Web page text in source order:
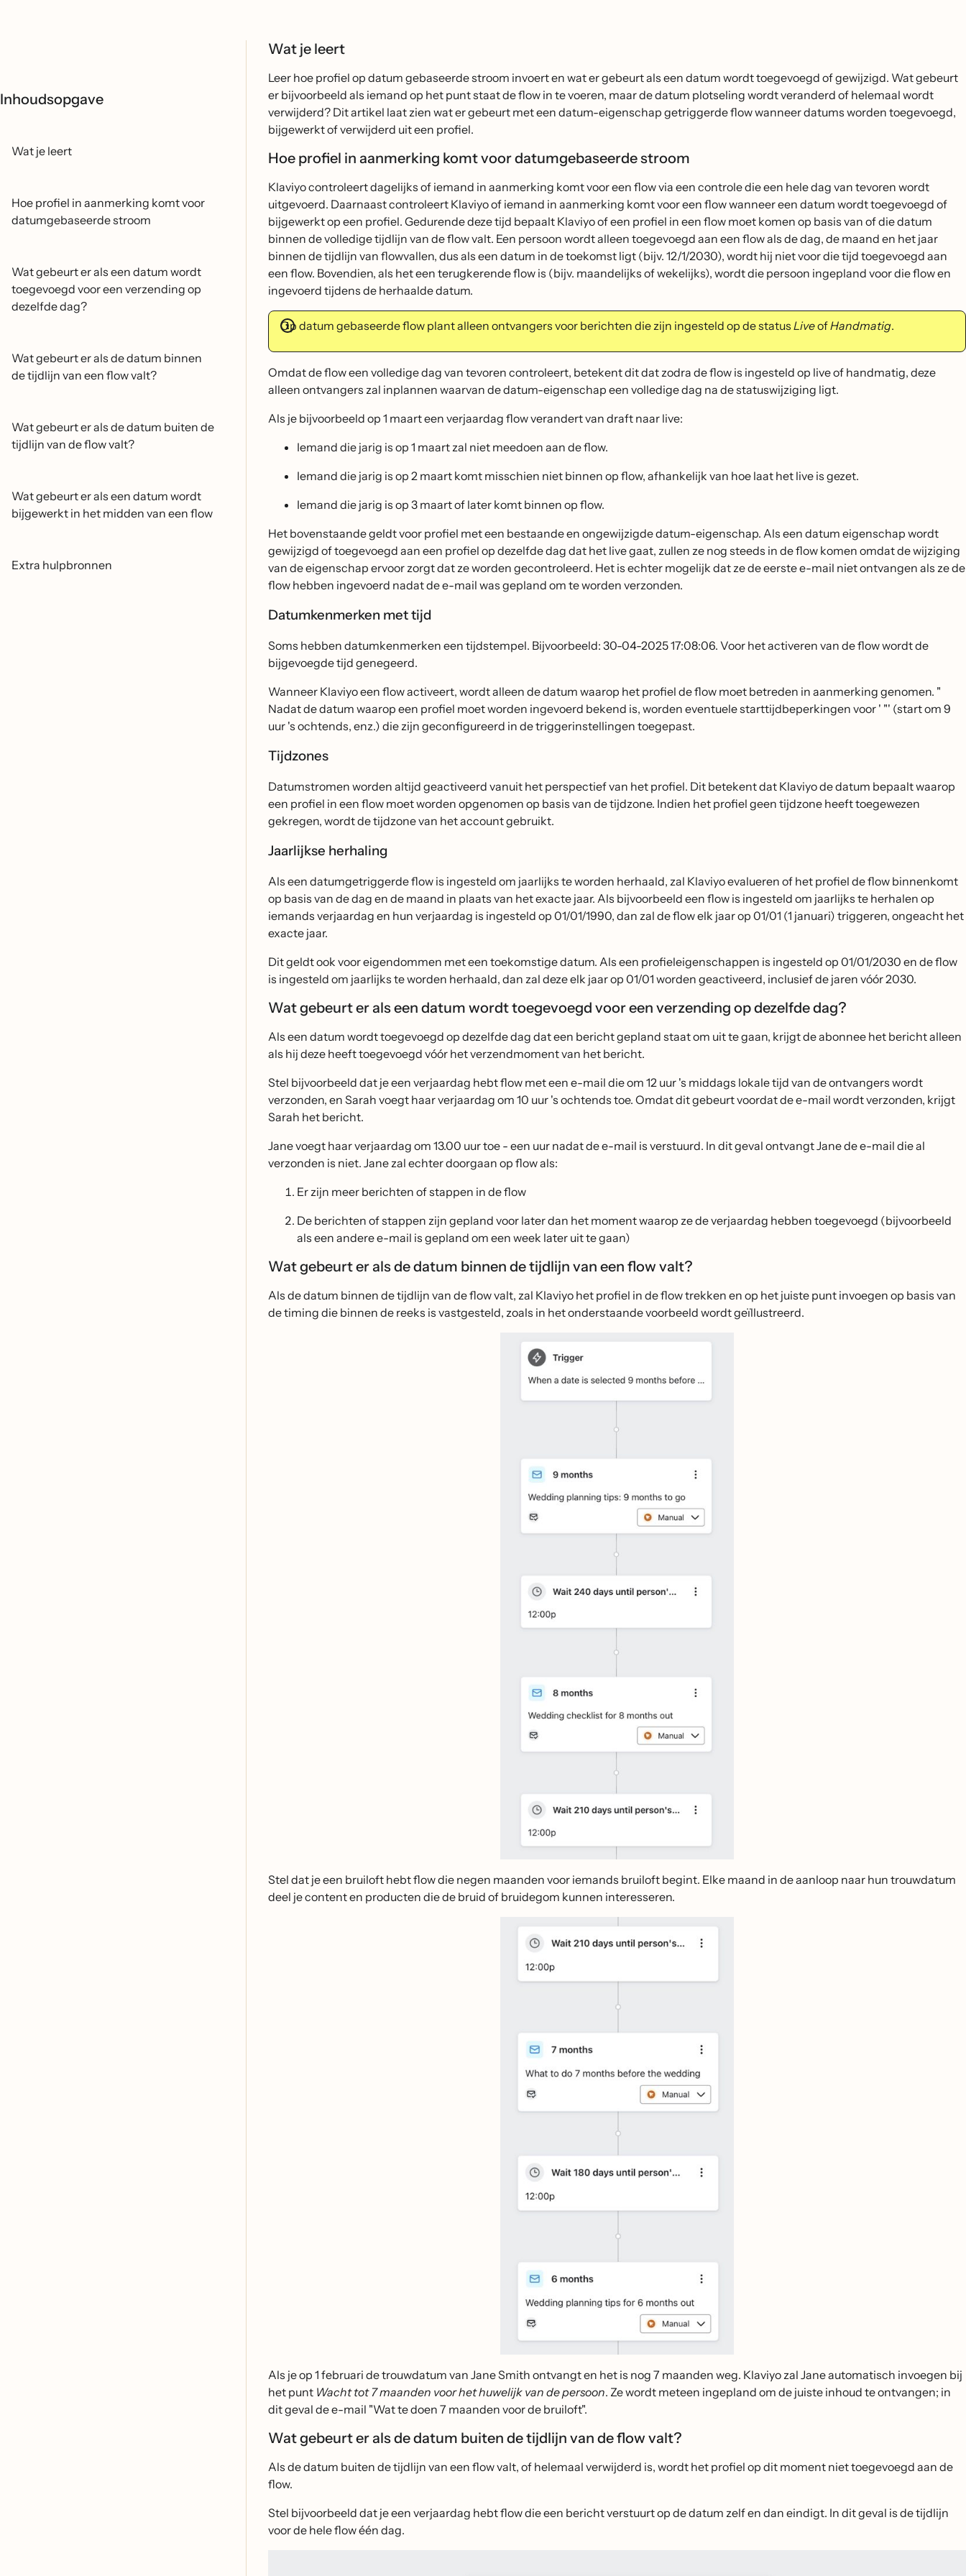
Inhoudsopgave
Wat je leert
Hoe profiel in aanmerking komt voor
datumgebaseerde stroom
Wat gebeurt er als een datum wordt
toegevoegd voor een verzending op
dezelfde dag?
Wat gebeurt er als de datum binnen
de tijdlijn van een flow valt?
Wat gebeurt er als de datum buiten de
tijdlijn van de flow valt?
Wat gebeurt er als een datum wordt
bijgewerkt in het midden van een flow
Extra hulpbronnen
Wat je leert
Leer hoe profiel op datum gebaseerde stroom invoert en wat er gebeurt als een datum wordt toegevoegd of gewijzigd. Wat gebeurt
er bijvoorbeeld als iemand op het punt staat de flow in te voeren, maar de datum plotseling wordt veranderd of helemaal wordt
verwijderd? Dit artikel laat zien wat er gebeurt met een datum-eigenschap getriggerde flow wanneer datums worden toegevoegd,
bijgewerkt of verwijderd uit een profiel.
Hoe profiel in aanmerking komt voor datumgebaseerde stroom
Klaviyo controleert dagelijks of iemand in aanmerking komt voor een flow via een controle die een hele dag van tevoren wordt
uitgevoerd. Daarnaast controleert Klaviyo of iemand in aanmerking komt voor een flow wanneer een datum wordt toegevoegd of
bijgewerkt op een profiel. Gedurende deze tijd bepaalt Klaviyo of een profiel in een flow moet komen op basis van of die datum
binnen de volledige tijdlijn van de flow valt. Een persoon wordt alleen toegevoegd aan een flow als de dag, de maand en het jaar
binnen de tijdlijn van flowvallen, dus als een datum in de toekomst ligt (bijv. 12/1/2030), wordt hij niet voor die tijd toegevoegd aan
een flow. Bovendien, als het een terugkerende flow is (bijv. maandelijks of wekelijks), wordt die persoon ingepland voor die flow en
ingevoerd tijdens de herhaalde datum.
Op datum gebaseerde flow plant alleen ontvangers voor berichten die zijn ingesteld op de status LiveofHandmatig.
Omdat de flow een volledige dag van tevoren controleert, betekent dit dat zodra de flow is ingesteld op live of handmatig, deze
alleen ontvangers zal inplannen waarvan de datum-eigenschap een volledige dag na de statuswijziging ligt.
Als je bijvoorbeeld op 1 maart een verjaardag flow verandert van draft naar live:
Iemand die jarig is op 1 maart zal niet meedoen aan de flow.
Iemand die jarig is op 2 maart komt misschien niet binnen op flow, afhankelijk van hoe laat het live is gezet.
Iemand die jarig is op 3 maart of later komt binnen op flow.
Het bovenstaande geldt voor profiel met een bestaande en ongewijzigde datum-eigenschap. Als een datum eigenschap wordt
gewijzigd of toegevoegd aan een profiel op dezelfde dag dat het live gaat, zullen ze nog steeds in de flow komen omdat de wijziging
van de eigenschap ervoor zorgt dat ze worden gecontroleerd. Het is echter mogelijk dat ze de eerste e-mail niet ontvangen als ze de
flow hebben ingevoerd nadat de e-mail was gepland om te worden verzonden.
Datumkenmerken met tijd
Soms hebben datumkenmerken een tijdstempel. Bijvoorbeeld: 30-04-2025 17:08:06. Voor het activeren van de flow wordt de
bijgevoegde tijd genegeerd.
Wanneer Klaviyo een flow activeert, wordt alleen de datum waarop het profiel de flow moet betreden in aanmerking genomen. "
Nadat de datum waarop een profiel moet worden ingevoerd bekend is, worden eventuele starttijdbeperkingen voor ' "' (start om 9
uur 's ochtends, enz.) die zijn geconfigureerd in de triggerinstellingen toegepast.
Tijdzones
Datumstromen worden altijd geactiveerd vanuit het perspectief van het profiel. Dit betekent dat Klaviyo de datum bepaalt waarop
een profiel in een flow moet worden opgenomen op basis van de tijdzone. Indien het profiel geen tijdzone heeft toegewezen
gekregen, wordt de tijdzone van het account gebruikt.
Jaarlijkse herhaling
Als een datumgetriggerde flow is ingesteld om jaarlijks te worden herhaald, zal Klaviyo evalueren of het profiel de flow binnenkomt
op basis van de dag en de maand in plaats van het exacte jaar. Als bijvoorbeeld een flow is ingesteld om jaarlijks te herhalen op
iemands verjaardag en hun verjaardag is ingesteld op 01/01/1990, dan zal de flow elk jaar op 01/01 (1 januari) triggeren, ongeacht het
exacte jaar.
Dit geldt ook voor eigendommen met een toekomstige datum. Als een profieleigenschappen is ingesteld op 01/01/2030 en de flow
is ingesteld om jaarlijks te worden herhaald, dan zal deze elk jaar op 01/01 worden geactiveerd, inclusief de jaren vóór 2030.
Wat gebeurt er als een datum wordt toegevoegd voor een verzending op dezelfde dag?
Als een datum wordt toegevoegd op dezelfde dag dat een bericht gepland staat om uit te gaan, krijgt de abonnee het bericht alleen
als hij deze heeft toegevoegd vóór het verzendmoment van het bericht.
Stel bijvoorbeeld dat je een verjaardag hebt flow met een e-mail die om 12 uur 's middags lokale tijd van de ontvangers wordt
verzonden, en Sarah voegt haar verjaardag om 10 uur 's ochtends toe. Omdat dit gebeurt voordat de e-mail wordt verzonden, krijgt
Sarah het bericht.
Jane voegt haar verjaardag om 13.00 uur toe - een uur nadat de e-mail is verstuurd. In dit geval ontvangt Jane de e-mail die al
verzonden is niet. Jane zal echter doorgaan op flow als:
Er zijn meer berichten of stappen in de flow
De berichten of stappen zijn gepland voor later dan het moment waarop ze de verjaardag hebben toegevoegd (bijvoorbeeld
als een andere e-mail is gepland om een week later uit te gaan)
Wat gebeurt er als de datum binnen de tijdlijn van een flow valt?
Als de datum binnen de tijdlijn van de flow valt, zal Klaviyo het profiel in de flow trekken en op het juiste punt invoegen op basis van
de timing die binnen de reeks is vastgesteld, zoals in het onderstaande voorbeeld wordt geïllustreerd.
Stel dat je een bruiloft hebt flow die negen maanden voor iemands bruiloft begint. Elke maand in de aanloop naar hun trouwdatum
deel je content en producten die de bruid of bruidegom kunnen interesseren.
Als je op 1 februari de trouwdatum van Jane Smith ontvangt en het is nog 7 maanden weg. Klaviyo zal Jane automatisch invoegen bij
het punt Wacht tot 7 maanden voor het huwelijk van de persoon. Ze wordt meteen ingepland om de juiste inhoud te ontvangen; in
dit geval de e-mail "Wat te doen 7 maanden voor de bruiloft".
Wat gebeurt er als de datum buiten de tijdlijn van de flow valt?
Als de datum buiten de tijdlijn van een flow valt, of helemaal verwijderd is, wordt het profiel op dit moment niet toegevoegd aan de
flow.
Stel bijvoorbeeld dat je een verjaardag hebt flow die een bericht verstuurt op de datum zelf en dan eindigt. In dit geval is de tijdlijn
voor de hele flow één dag.